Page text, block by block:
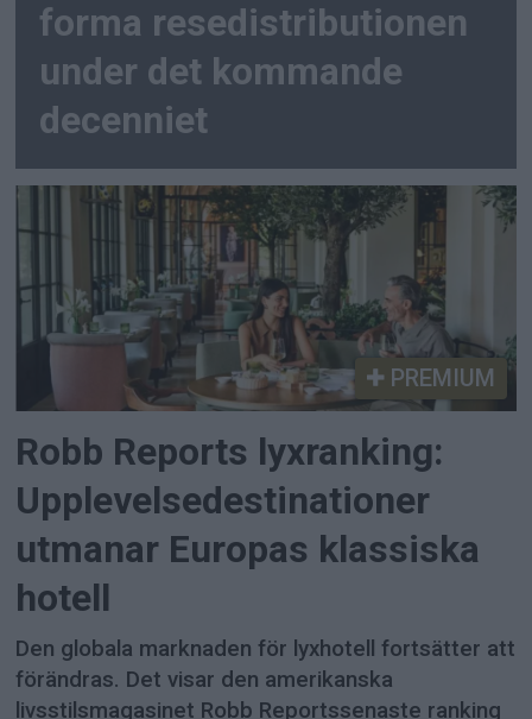
forma resedistributionen
under det kommande
decenniet
PREMIUM
Robb Reports lyxranking:
Upplevelsedestinationer
utmanar Europas klassiska
hotell
Den globala marknaden för lyxhotell fortsätter att
förändras. Det visar den amerikanska
livsstilsmagasinet Robb Reportssenaste ranking